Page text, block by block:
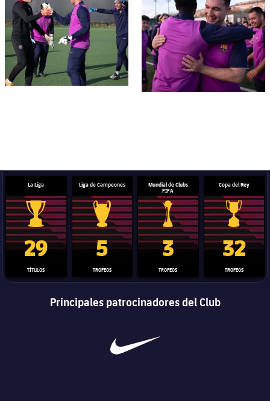
La Liga
Trofeo de La Liga
29
TÍTULOS
Liga de Campeones
Trofeo de la Liga de Campeones
5
TROFEOS
Mundial de Clubs
FIFA
Trofeo del Mundial de
3
TROFEOS
Copa del Rey
Copa del
32
TROFEOS
Principales patrocinadores del Club